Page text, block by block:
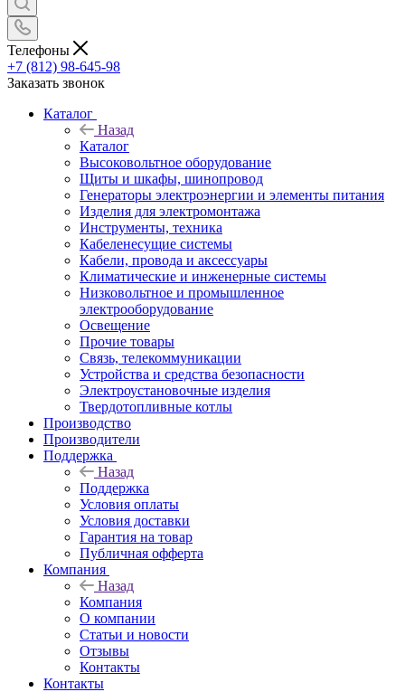
Телефоны
+7 (812) 98-645-98
Заказать звонок
Каталог
Назад
Каталог
Высоковольтное оборудование
Щиты и шкафы, шинопровод
Генераторы электроэнергии и элементы питания
Изделия для электромонтажа
Инструменты, техника
Кабеленесущие системы
Кабели, провода и аксессуары
Климатические и инженерные системы
Низковольтное и промышленное
электрооборудование
Освещение
Прочие товары
Связь, телекоммуникации
Устройства и средства безопасности
Электроустановочные изделия
Твердотопливные котлы
Производство
Производители
Поддержка
Назад
Поддержка
Условия оплаты
Условия доставки
Гарантия на товар
Публичная офферта
Компания
Назад
Компания
О компании
Статьи и новости
Отзывы
Контакты
Контакты